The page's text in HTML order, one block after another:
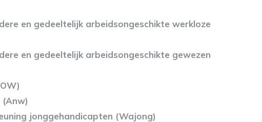
en gedeeltelijk arbeidsongeschikte werkloze
en gedeeltelijk arbeidsongeschikte gewezen
jonggehandicapten (Wajong)